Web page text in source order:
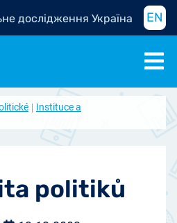
дослідження Україна EN
Instituce a
politiků